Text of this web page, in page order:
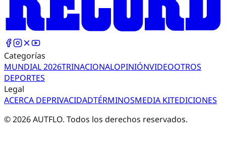
Categorías
MUNDIAL 2026TRINACIONALOPINIÓNVIDEOOTROS
DEPORTES
Legal
ACERCA DEPRIVACIDADTÉRMINOSMEDIA KITEDICIONES
©2026AUTFLO. Todos los derechos reservados.